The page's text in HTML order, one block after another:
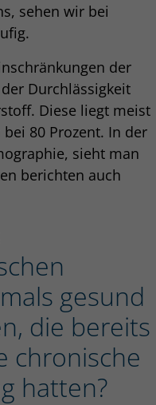
sehen wir bei
der
Durchlässigkeit
Diese liegt meist
80 Prozent. In der
sieht man
berichten auch
gesund
die bereits
chronische
hatten?